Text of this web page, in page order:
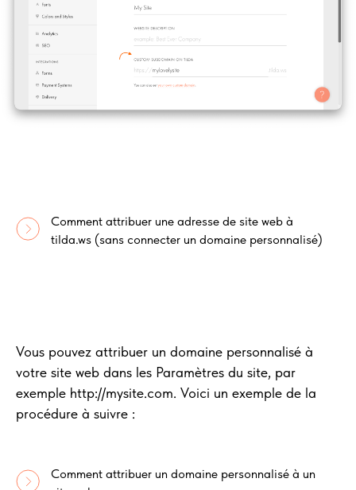
Comment attribuer une adresse de site web à
tilda.ws (sans connecter un domaine personnalisé)
Vous pouvez attribuer un domaine personnalisé à
votre site web dans les Paramètres du site, par
exemple http://mysite.com. Voici un exemple de la
procédure à suivre :
Comment attribuer un domaine personnalisé à un